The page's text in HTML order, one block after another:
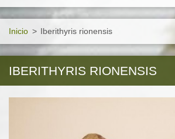
Inicio > Iberithyris rionensis
IBERITHYRIS RIONENSIS